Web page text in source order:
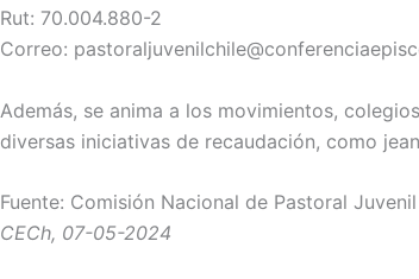
Rut: 70.004.880-2
Correo:
Además, se anima a los movimientos,
diversas iniciativas de recaudación, como
Fuente: Comisión Nacional de Pastoral Juvenil
CECh, 07-05-2024